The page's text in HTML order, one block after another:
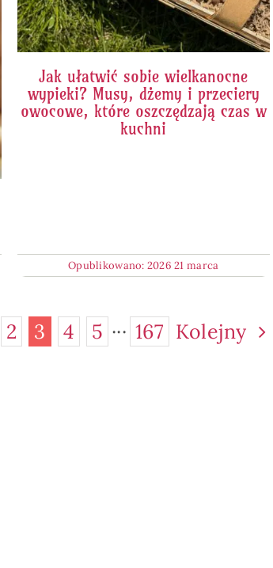
Jak ułatwić sobie wielkanocne
wypieki? Musy, dżemy i przeciery
owocowe, które oszczędzają czas w
kuchni
Opublikowano: 2026 21 marca
2 3 4 5 ··· 167 Kolejny